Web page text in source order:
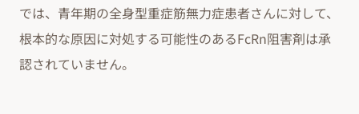
では、青年期の全身型重症筋無力症患者さんに対して、
根本的な原因に対処する可能性のあるFcRn阻害剤は承
認されていません。